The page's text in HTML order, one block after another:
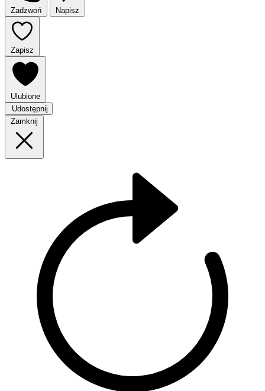
Zadzwoń Napisz
Zapisz
Ulubione
Udostępnij
Zamknij